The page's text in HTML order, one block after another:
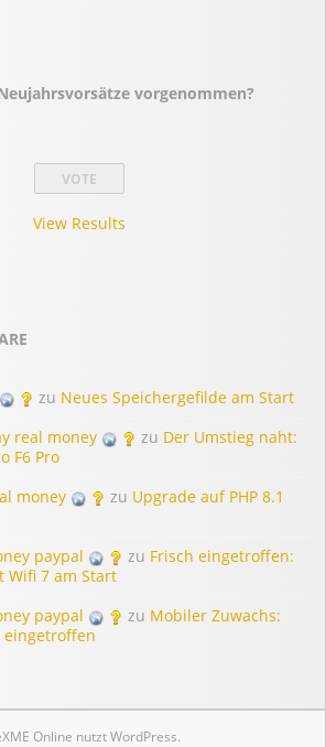
vorgenommen?
View Results
zu Neues Speichergefilde am Start
real money
zu Der Umstieg naht:
F6 Pro
money
zu Upgrade auf PHP 8.1
paypal
zu Frisch eingetroffen:
Wifi 7 am Start
paypal
zu Mobiler Zuwachs:
eingetroffen
Online nutztWordPress.